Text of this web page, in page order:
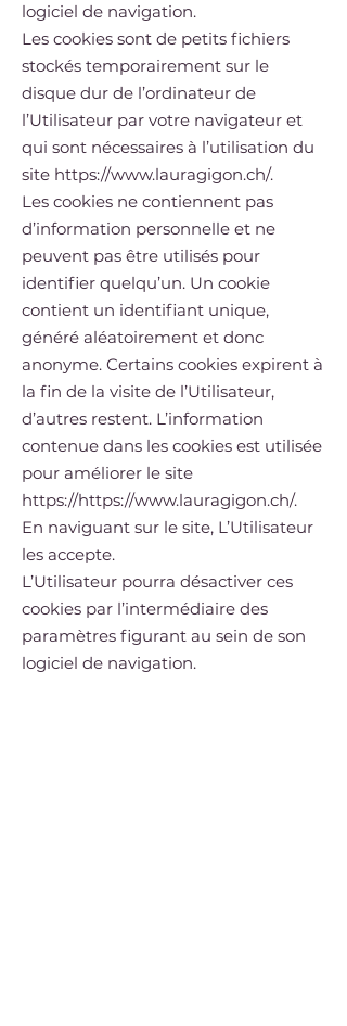
logiciel de navigation.
Les cookies sont de petits fichiers
stockés temporairement sur le
disque dur de l’ordinateur de
l’Utilisateur par votre navigateur et
qui sont nécessaires à l’utilisation du
site https://www.lauragigon.ch/.
Les cookies ne contiennent pas
d’information personnelle et ne
peuvent pas être utilisés pour
identifier quelqu’un. Un cookie
contient un identifiant unique,
généré aléatoirement et donc
anonyme. Certains cookies expirent à
la fin de la visite de l’Utilisateur,
d’autres restent. L’information
contenue dans les cookies est utilisée
pour améliorer le site
https://https://www.lauragigon.ch/.
En naviguant sur le site, L’Utilisateur
les accepte.
L’Utilisateur pourra désactiver ces
cookies par l’intermédiaire des
paramètres figurant au sein de son
logiciel de navigation.